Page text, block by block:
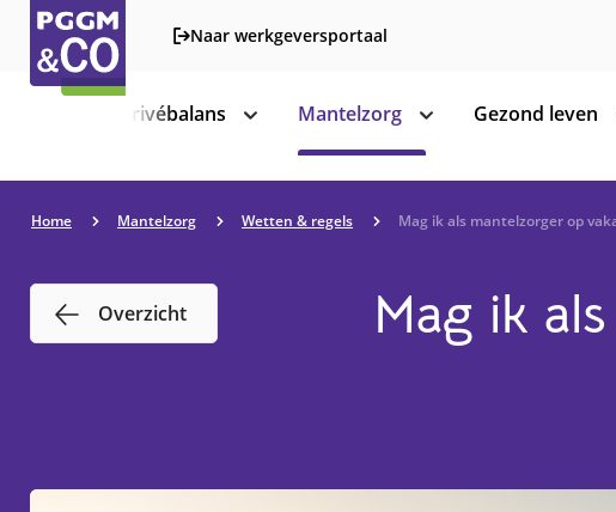
Naar werkgeversportaal
Werk-privébalans
toon
subnavigatie
Mantelzorg
toon
Gezond leven
Home Mantelzorg Wetten & regels Mag ik als mantelzorger op
Mag ik
Overzicht